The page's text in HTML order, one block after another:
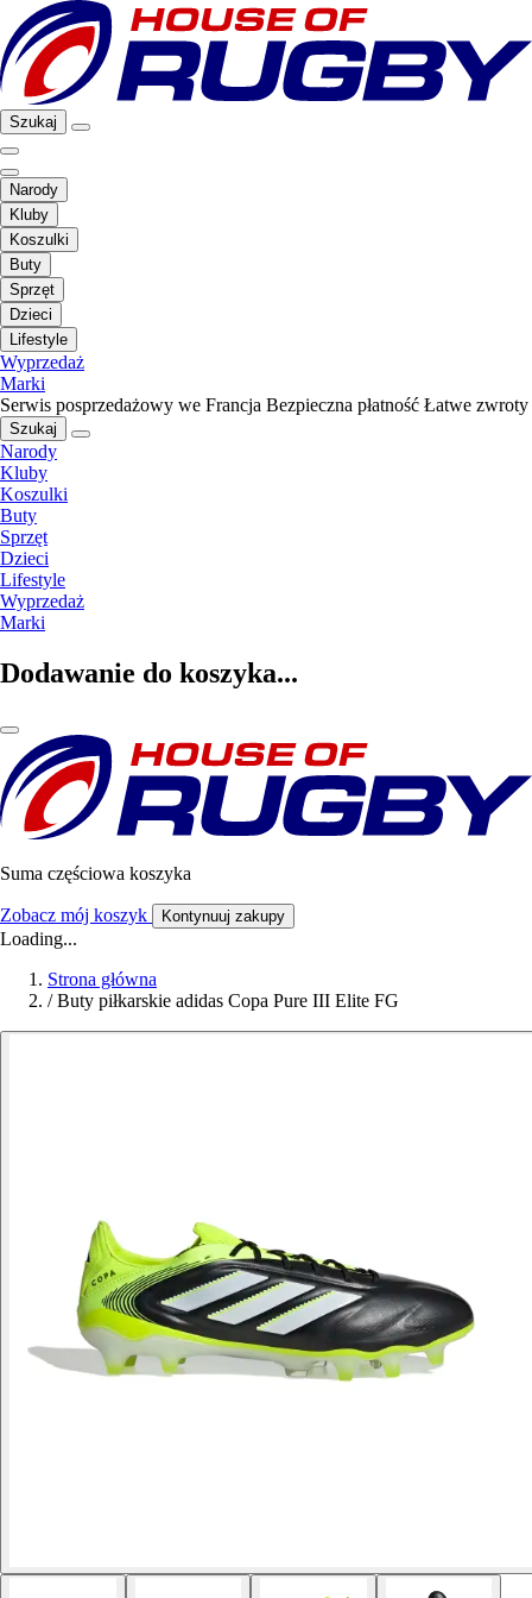
Szukaj
Narody
Kluby
Koszulki
Buty
Sprzęt
Dzieci
Lifestyle
Wyprzedaż
Marki
Serwis posprzedażowy we Francja Bezpieczna płatność Łatwe zwroty
Szukaj
Narody
Kluby
Koszulki
Buty
Sprzęt
Dzieci
Lifestyle
Wyprzedaż
Marki
Dodawanie do koszyka...
Suma częściowa koszyka
Zobacz mój koszyk Kontynuuj zakupy
Loading...
Strona główna
/ Buty piłkarskie adidas Copa Pure III Elite FG